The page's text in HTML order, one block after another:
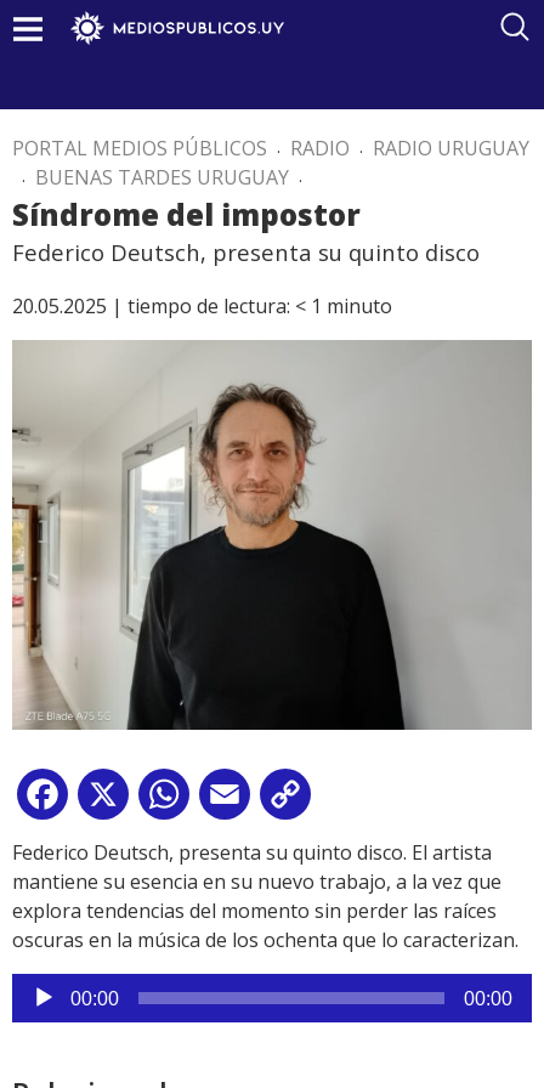
PORTAL MEDIOS PÚBLICOS . RADIO . RADIO URUGUAY
. BUENAS TARDES URUGUAY .
Síndrome del impostor
Federico Deutsch, presenta su quinto disco
20.05.2025 | tiempo de lectura: < 1 minuto
Facebook
X WhatsApp
Email
Link
Federico Deutsch, presenta su quinto disco. El artista
mantiene su esencia en su nuevo trabajo, a la vez que
explora tendencias del momento sin perder las raíces
oscuras en la música de los ochenta que lo caracterizan.
Reproductor
de
00:00 00:00